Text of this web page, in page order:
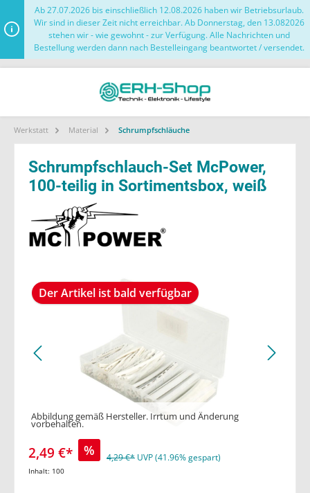
Ab 27.07.2026 bis einschließlich 12.08.2026 haben wir Betriebsurlaub.
Wir sind in dieser Zeit nicht erreichbar. Ab Donnerstag, den 13.082026
stehen wir - wie gewohnt - zur Verfügung. Alle Nachrichten und
Bestellung werden dann nach Bestelleingang beantwortet / versendet.
Werkstatt Material Schrumpfschläuche
Schrumpfschlauch-Set McPower,
100-teilig in Sortimentsbox, weiß
Der Artikel ist bald verfügbar
Abbildung gemäß Hersteller. Irrtum und Änderung
vorbehalten.
2,49 €* % 4,29 €* UVP (41.96% gespart)
Inhalt: 100